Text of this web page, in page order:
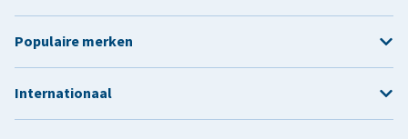
Populaire merken
Internationaal